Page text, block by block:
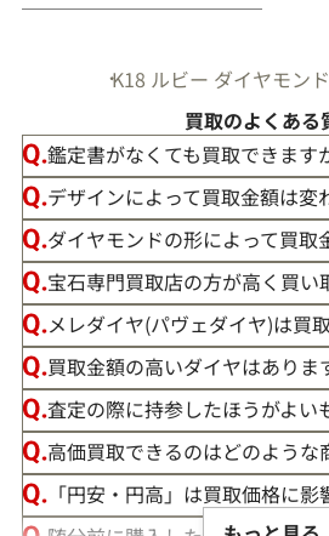
K18 ルビー ダイヤモン
買取のよくある
鑑定書がなくても買取できます
デザインによって買取金額は変
ダイヤモンドの形によって買取
宝石専門買取店の方が高く買い
メレダイヤ(パヴェダイヤ)は買
買取金額の高いダイヤはありま
査定の際に持参したほうがよい
高価買取できるのはどのような
「円安・円高」は買取価格に影